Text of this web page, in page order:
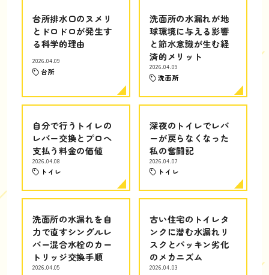
台所排水口のヌメリ
とドロドロが発生す
る科学的理由
2026.04.09
台所
洗面所の水漏れが地
球環境に与える影響
と節水意識が生む経
済的メリット
2026.04.09
洗面所
自分で行うトイレの
レバー交換とプロへ
支払う料金の価値
2026.04.08
トイレ
深夜のトイレでレバ
ーが戻らなくなった
私の奮闘記
2026.04.07
トイレ
洗面所の水漏れを自
力で直すシングルレ
バー混合水栓のカー
トリッジ交換手順
2026.04.05
古い住宅のトイレタ
ンクに潜む水漏れリ
スクとパッキン劣化
のメカニズム
2026.04.03